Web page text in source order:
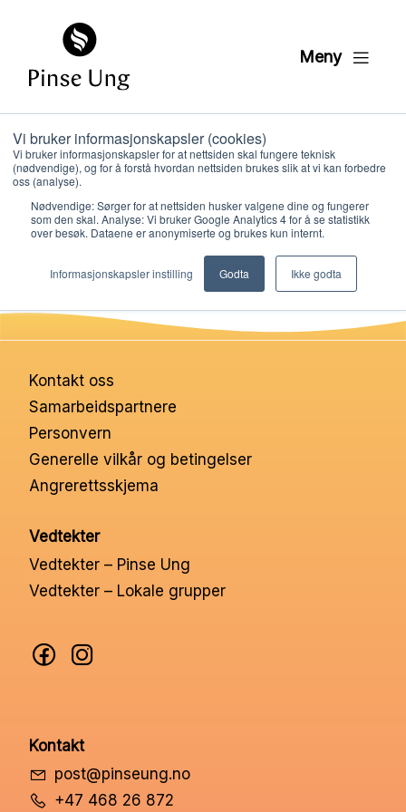
Vi bruker informasjonskapsler (cookies)
Vi bruker informasjonskapsler for at nettsiden skal fungere teknisk
(nødvendige), og for å forstå hvordan nettsiden brukes slik at vi kan forbedre
oss (analyse).
Nødvendige: Sørger for at nettsiden husker valgene dine og fungerer
som den skal. Analyse: Vi bruker Google Analytics 4 for å se statistikk
over besøk. Dataene er anonymiserte og brukes kun internt.
Informasjonskapsler instilling Godta Ikke godta
Meny
Bønnefadder
PER KRISTIAN LØVE
PUBLISERT23. JANUAR 2024
Kontakt oss
Samarbeidspartnere
Personvern
Generelle vilkår og betingelser
Angrerettsskjema
Vedtekter
Vedtekter – Pinse Ung
Vedtekter – Lokale grupper
Kontakt
post@pinseung.no
+47 468 26 872
Hva vi gjør
Ressurser
Nettbutikk
Kontakt oss
Medlemssystem
Min konto